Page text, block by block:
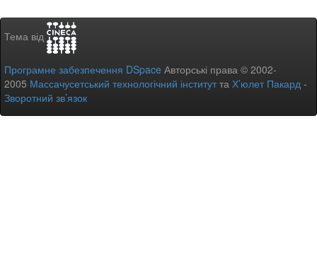
Тема від
Програмне забезпечення DSpace Авторські права © 2002-
2005 Массачусетський технологічний інститутта Х’юлет Пакард -
Зворотний зв’язок